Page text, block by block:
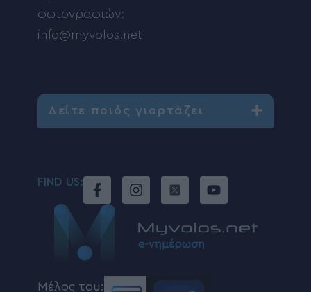
φωτογραφιών:
info@myvolos.net
Δείτε ποιός γιορτάζει
FIND US:
Μέλος του: